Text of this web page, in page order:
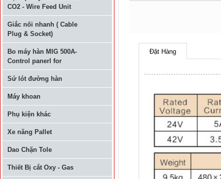
CO2 - Wire Feed Unit
Giắc nối nhanh ( Cable
Plug & Socket)
Bo máy hàn MIG 500A-
Control panerl for
Sứ lót đường hàn
Máy khoan
Phụ kiện khác
Xe năng Pallet
Dao Chặn Tole
Thiết Bị cắt Oxy - Gas
Đặt Hàng